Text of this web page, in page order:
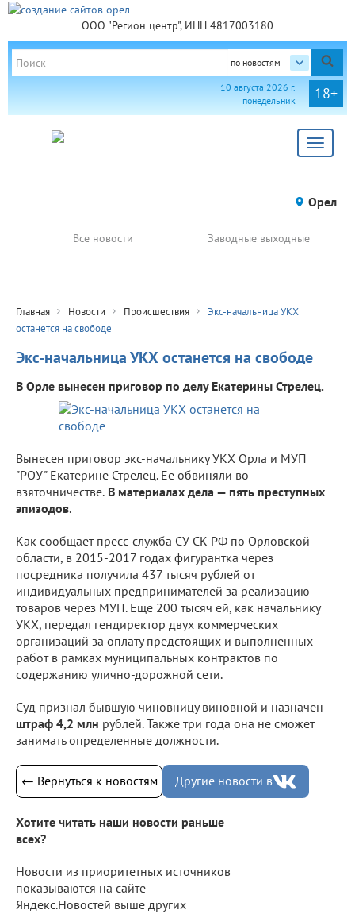
ООО "Регион центр", ИНН 4817003180
по новостям
18+
10 августа 2026 г.
понедельник
Toggle
Орел
Все новости Заводные выходные
Главная Новости Происшествия
Экс-начальница УКХ
останется на свободе
Экс-начальница УКХ останется на свободе
В Орле вынесен приговор по делу Екатерины Стрелец.
Вынесен приговор экс-начальнику УКХ Орла и МУП
"РОУ" Екатерине Стрелец. Ее обвиняли во
взяточничестве. В материалах дела — пять преступных
эпизодов.
Как сообщает пресс-служба СУ СК РФ по Орловской
области, в 2015-2017 годах фигурантка через
посредника получила 437 тысяч рублей от
индивидуальных предпринимателей за реализацию
товаров через МУП. Еще 200 тысяч ей, как начальнику
УКХ, передал гендиректор двух коммерческих
организаций за оплату предстоящих и выполненных
работ в рамках муниципальных контрактов по
содержанию улично-дорожной сети.
Суд признал бывшую чиновницу виновной и назначен
штраф 4,2 млн рублей. Также три года она не сможет
занимать определенные должности.
← Вернуться к новостям Другие новости в
Хотите читать наши новости раньше
всех?
Новости из приоритетных источников
показываются на сайте
Яндекс.Новостей выше других